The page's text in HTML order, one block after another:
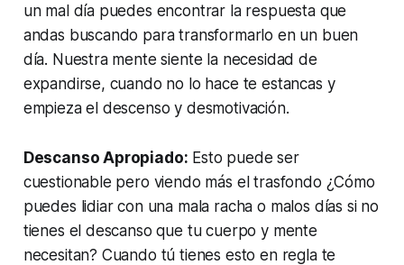
un mal día puedes encontrar la respuesta que
andas buscando para transformarlo en un buen
día. Nuestra mente siente la necesidad de
expandirse, cuando no lo hace te estancas y
empieza el descenso y desmotivación.
Descanso Apropiado: Esto puede ser
cuestionable pero viendo más el trasfondo ¿Cómo
puedes lidiar con una mala racha o malos días si no
tienes el descanso que tu cuerpo y mente
necesitan? Cuando tú tienes esto en regla te